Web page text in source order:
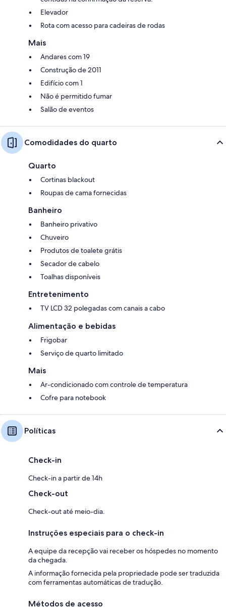
Elevador
Rota com acesso para cadeiras de rodas
Mais
Andares com 19
Construção de 2011
Edifício com 1
Não é permitido fumar
Salão de eventos
Comodidades do quarto
Quarto
Cortinas blackout
Roupas de cama fornecidas
Banheiro
Banheiro privativo
Chuveiro
Produtos de toalete grátis
Secador de cabelo
Toalhas disponíveis
Entretenimento
TV LCD 32 polegadas com canais a cabo
Alimentação e bebidas
Frigobar
Serviço de quarto limitado
Mais
Ar-condicionado com controle de temperatura
Cofre para notebook
Políticas
Check-in
Check-in a partir de 14h
Check-out
Check-out até meio-dia.
Instruções especiais para o check-in
A equipe da recepção vai receber os hóspedes no momento
da chegada.
A informação fornecida pela propriedade pode ser traduzida
com ferramentas automáticas de tradução.
Métodos de acesso